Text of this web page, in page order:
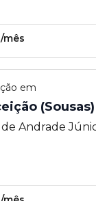
mês
em
(Sousas)
Andrade